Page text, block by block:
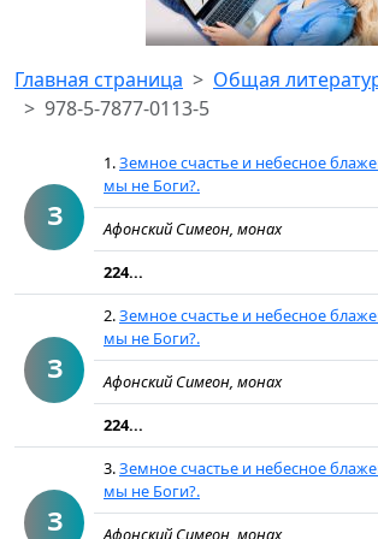
Главная страница
Общая
978-5-7877-0113-5
З
1.Земное счастье и небесное
мы не Боги?.
Афонский Симеон, монах
224...
З
2.Земное счастье и небесное
мы не Боги?.
Афонский Симеон, монах
224...
З
3.Земное счастье и небесное
мы не Боги?.
Афонский Симеон, монах